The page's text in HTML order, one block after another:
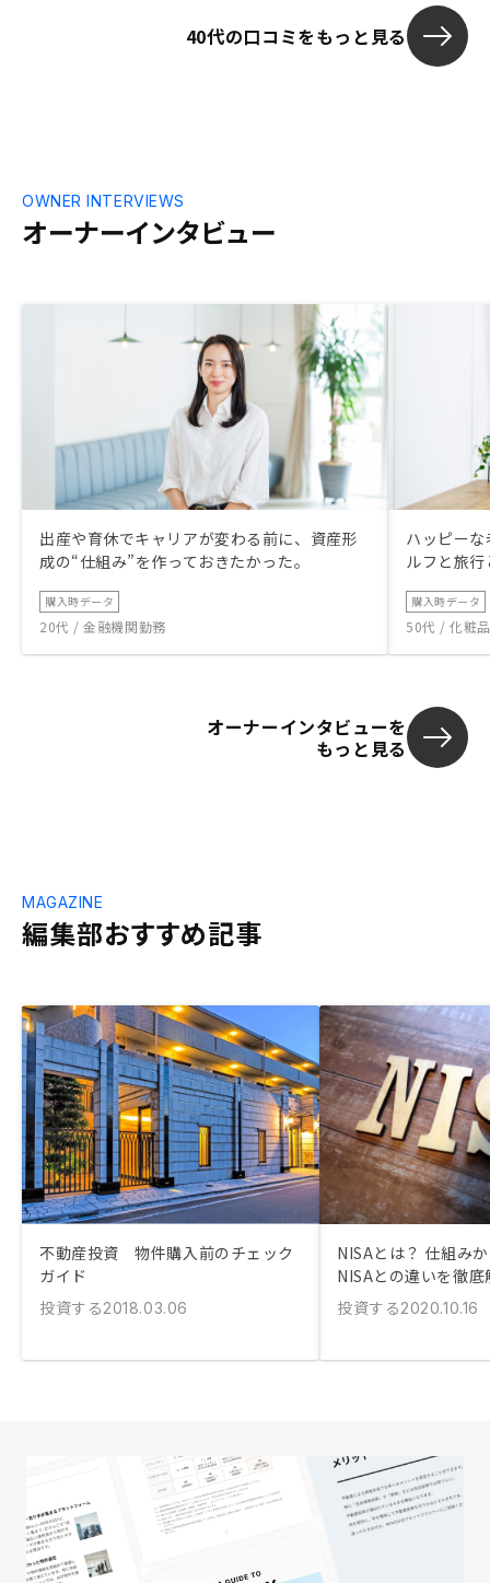
を頂き、至急
で対応できた
当の方が何も
40代の口コミをもっと見る
オーナーインタビュー
OWNER INTERVIEWS
出産や育休でキャリアが変わる前に、資産形
成の“仕組み”を作っておきたかった。
購入時データ
20代 / 金融機関勤務
ハッピー
ルフと旅
購入時データ
50代 / 化粧
オーナーインタビューを
もっと見る
編集部おすすめ記事
MAGAZINE
不動産投資 物件購入前のチェック
ガイド
投資する2018.03.06
NISAとは？ 仕組み
NISAとの違いを徹底
投資する2020.10.16